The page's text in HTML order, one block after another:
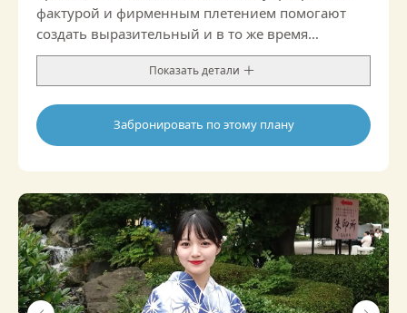
фактурой и фирменным плетением помогают
создать выразительный и в то же время
благородный образ. Подойдут не только для
прогулки, но и для мероприятий, где хочется
Показать детали
Забронировать по этому плану